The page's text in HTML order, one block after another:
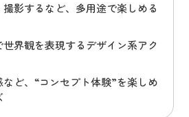
影するなど、多用途で楽しめる
界観を表現するデザイン系アク
ど、“コンセプト体験”を楽しめ